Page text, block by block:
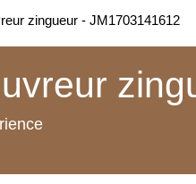
zingueur - JM1703141612